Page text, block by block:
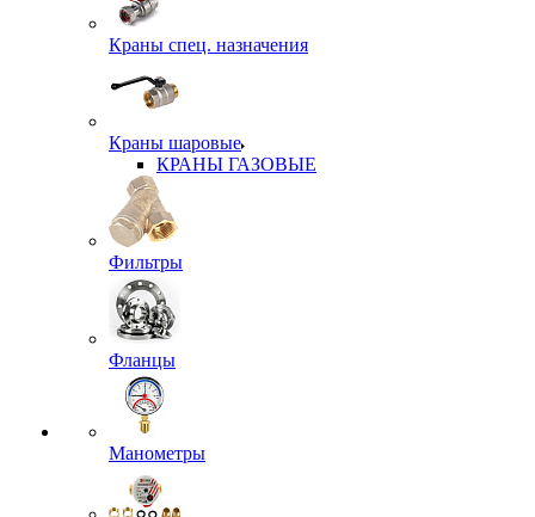
Краны спец. назначения
Краны шаровые
КРАНЫ ГАЗОВЫЕ
Фильтры
Фланцы
Манометры